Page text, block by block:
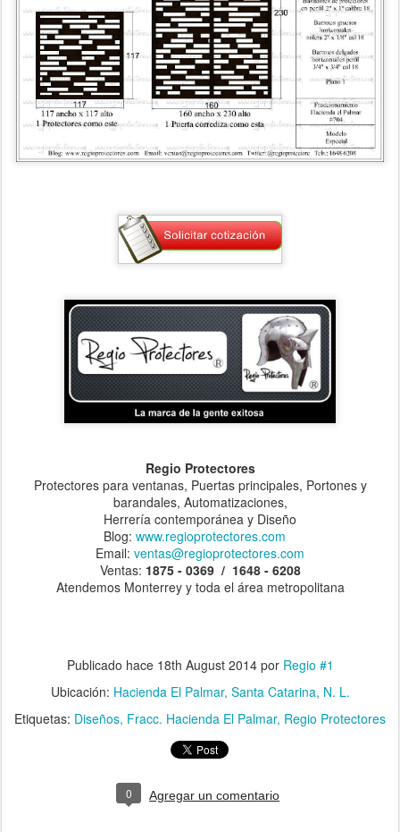
Regio Protectores
Protectores para ventanas, Puertas principales, Portones y
barandales, Automatizaciones,
Herrería contemporánea y Diseño
Blog: www.regioprotectores.com
Email: ventas@regioprotectores.com
Ventas: 1875 - 0369 / 1648 - 6208
Atendemos Monterrey y toda el área metropolitana
Publicado hace 18th August 2014por Regio #1
Ubicación: Hacienda El Palmar, Santa Catarina, N. L.
Etiquetas: Diseños Fracc. Hacienda El Palmar Regio Protectores
0 Agregar un comentario